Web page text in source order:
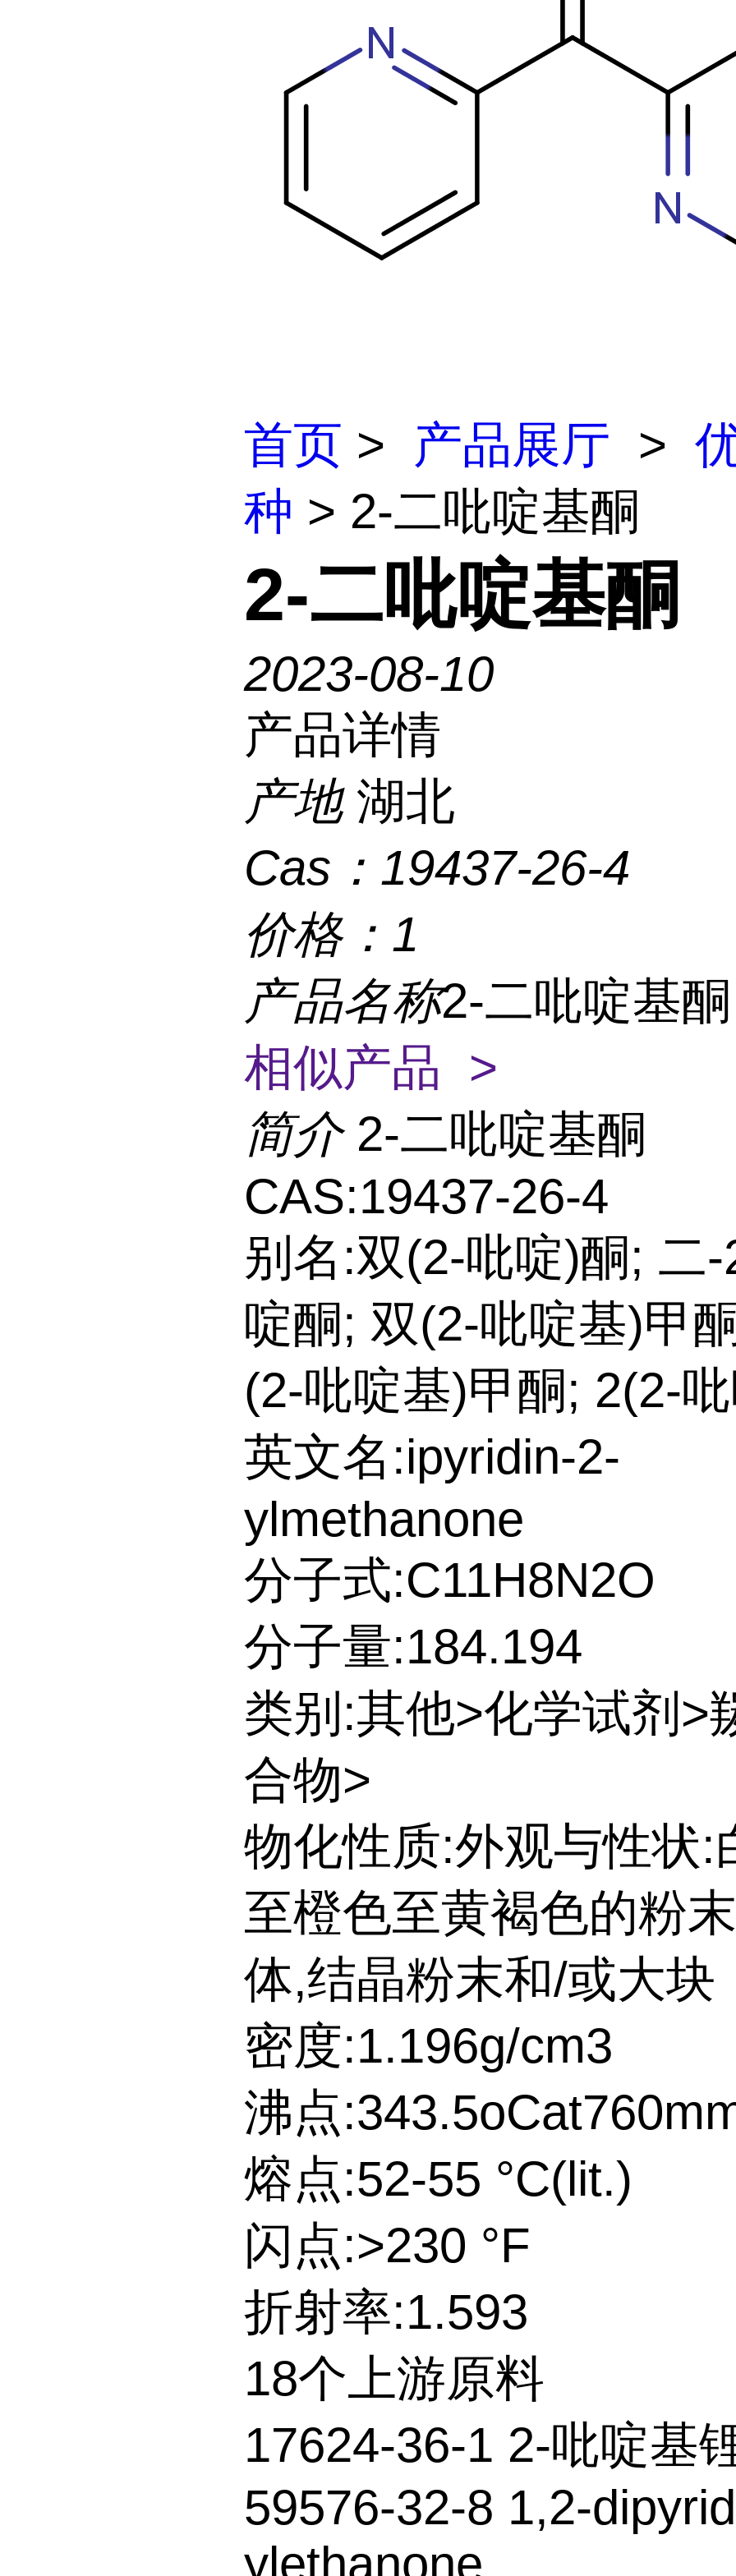
首页 > 产品展厅 >
种 > 2-二吡啶基酮
2-二吡啶基酮
2023-08-10
产品详情
产地 湖北
Cas： 19437-26-4
价格： 1
产品名称2-二吡啶基
相似产品 >
简介 2-二吡啶基酮
CAS:19437-26-4
别名:双(2-吡啶)酮; 二
啶酮; 双(2-吡啶基)甲
(2-吡啶基)甲酮; 2(2-
英文名:ipyridin-2-
ylmethanone
分子式:C11H8N2O
分子量:184.194
类别:其他>化学试剂>
合物>
物化性质:外观与性状:
至橙色至黄褐色的粉
体,结晶粉末和/或大块
密度:1.196g/cm3
沸点
熔点:52-55 °C(lit.)
闪点:>230 °F
折射率:1.593
18个上游原料
17624-36-1 2-吡啶基
59576-32-8 1,2-
ylethanone